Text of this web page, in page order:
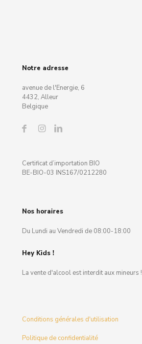
Notre adresse
avenue de l'Energie, 6
4432, Alleur
Belgique
Certificat d’importation BIO
BE-BIO-03 INS167/0212280
Nos horaires
Du Lundi au Vendredi de 08:00-18:00
Hey Kids !
La vente d'alcool est interdit aux mineurs !
Conditions générales d'utilisation
Politique de confidentialité